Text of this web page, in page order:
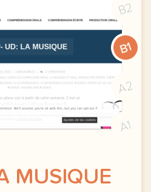
B2
B1
A2
A1
MUSIQUE